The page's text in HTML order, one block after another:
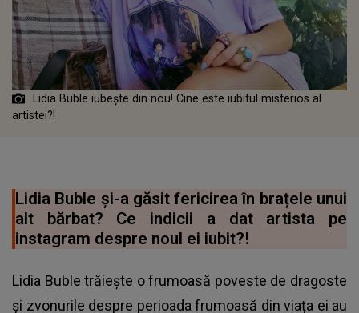
Lidia Buble iubește din nou! Cine este iubitul misterios al
artistei?!
Lidia Buble şi-a găsit fericirea în brațele unui
alt bărbat? Ce indicii a dat artista pe
instagram despre noul ei iubit?!
Lidia Buble trăiește o frumoasă poveste de dragoste
și zvonurile despre perioada frumoasă din viața ei au